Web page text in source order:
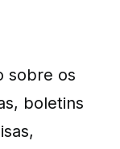
sobre os
boletins